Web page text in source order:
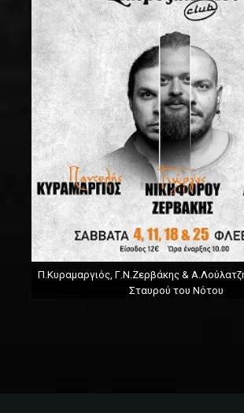
Π.Κυραμαργιός, Γ.Ν.Ζερβάκης &
Σταυρού του Νότου